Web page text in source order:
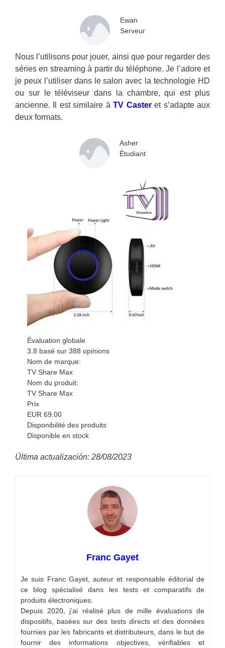
Ewan
Serveur
Nous l’utilisons pour jouer, ainsi que pour regarder des
séries en streaming à partir du téléphone. Je l’adore et
je peux l’utiliser dans le salon avec la technologie HD
ou sur le téléviseur dans la chambre, qui est plus
ancienne. Il est similaire àTV Casteret s’adapte aux
deux formats.
Asher
Étudiant
Évaluation globale
3.8 basé sur388 opinions
Nom de marque:
TV Share Max
Nom du produit:
TV Share Max
Prix
EUR 69.00
Disponibilité des produits
Disponible en stock
Última actualización: 28/08/2023
Franc Gayet
Je suis Franc Gayet, auteur et responsable éditorial de
ce blog spécialisé dans les tests et comparatifs de
produits électroniques.
Depuis 2020, j’ai réalisé plus de mille évaluations de
dispositifs, basées sur des tests directs et des données
fournies par les fabricants et distributeurs, dans le but de
fournir des informations objectives, vérifiables et